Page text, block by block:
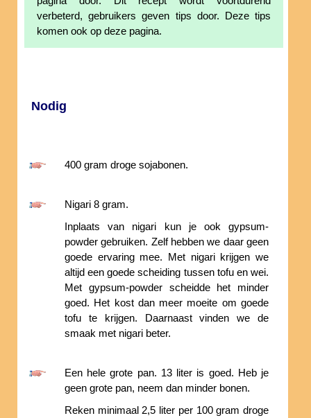
verbeterd, gebruikers geven tips door. Deze tips
komen ook op deze pagina.
Nodig
400 gram droge sojabonen.
Nigari 8 gram.
Inplaats van nigari kun je ook gypsum-
powder gebruiken. Zelf hebben we daar geen
goede ervaring mee. Met nigari krijgen we
altijd een goede scheiding tussen tofu en wei.
Met gypsum-powder scheidde het minder
goed. Het kost dan meer moeite om goede
tofu te krijgen. Daarnaast vinden we de
smaak met nigari beter.
Een hele grote pan. 13 liter is goed. Heb je
geen grote pan, neem dan minder bonen.
Reken minimaal 2,5 liter per 100 gram droge